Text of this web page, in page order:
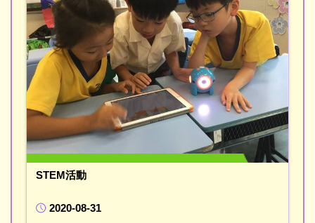
STEM活動
2020-08-31